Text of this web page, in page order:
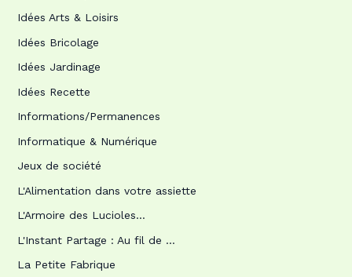
Idées Arts & Loisirs
Idées Bricolage
Idées Jardinage
Idées Recette
Informations/Permanences
Informatique & Numérique
Jeux de société
L'Alimentation dans votre assiette
L'Armoire des Lucioles…
L'Instant Partage : Au fil de …
La Petite Fabrique